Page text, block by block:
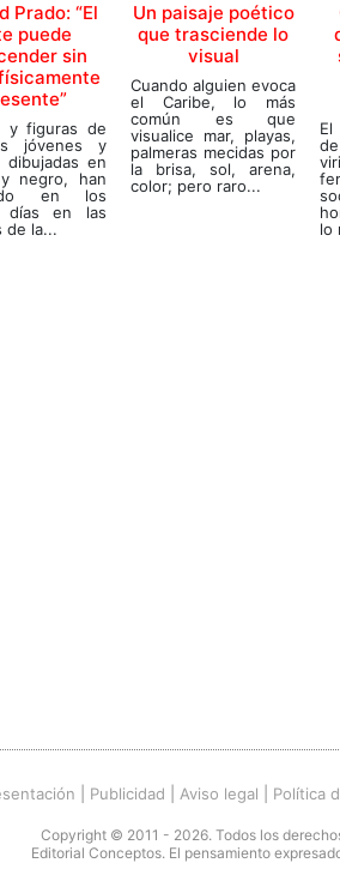
Prado: “El
puede
sin
y figuras de
jóvenes y
dibujadas en
negro, han
en los
días en las
de la...
Un paisaje poético
que trasciende lo
visual
Cuando alguien evoca
el Caribe, lo más
común es que
visualice mar, playas,
palmeras mecidas por
la brisa, sol, arena,
color; pero raro...
lo
Publicidad Aviso legal Política
Copyright © 2011 - 2026. Todos los
Editorial Conceptos. El pensamiento